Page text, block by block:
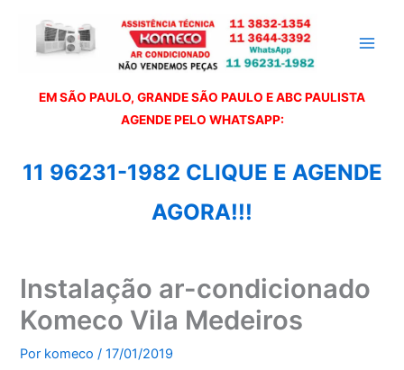
EM SÃO PAULO, GRANDE SÃO PAULO E ABC PAULISTA
AGENDE PELO WHATSAPP:
11 96231-1982 CLIQUE E AGENDE
AGORA!!!
Instalação ar-condicionado
Komeco Vila Medeiros
Por komeco/17/01/2019